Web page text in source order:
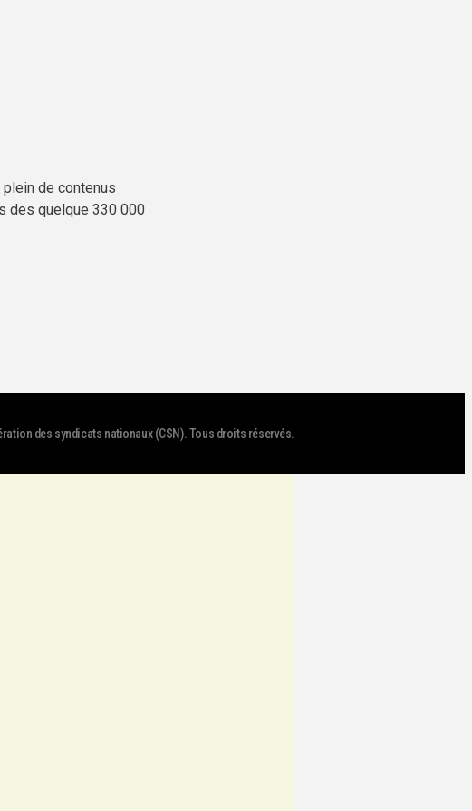
de contenus
des quelque 330 000
des syndicats nationaux (CSN). Tous droits réservés.